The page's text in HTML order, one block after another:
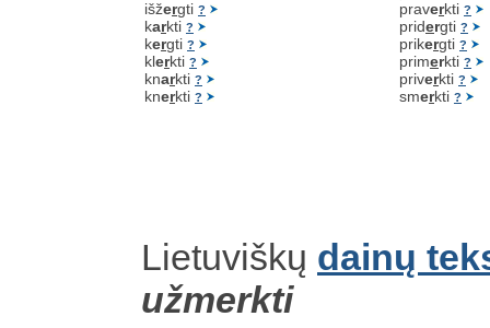
išžergti ?
karkti ?
kergti ?
klerkti ?
knarkti ?
knerkti ?
praverkti ?
pridergti ?
prikergti ?
primerkti ?
priverkti ?
smerkti ?
Lietuviškų dainų
užmerkti